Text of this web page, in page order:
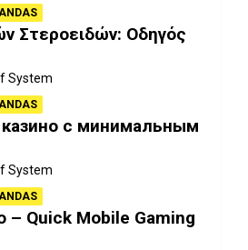
Στεροειδών: Οδηγός
System
с минимальным
System
– Quick Mobile Gaming